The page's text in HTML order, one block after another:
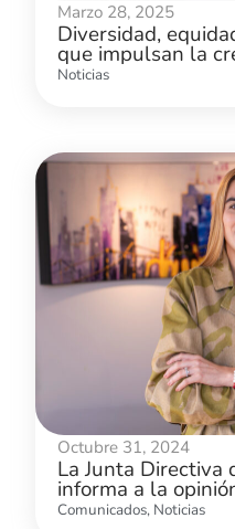
Marzo 28, 2025
Diversidad,
que impulsan la
desarrollo y la
Noticias
Octubre 31, 2024
La Junta Directiva
informa a la
Comunicados, Noticias